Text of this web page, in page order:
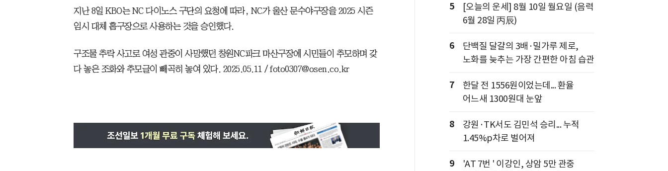
지난 8일 KBO는 NC 다이노스 구단의 요청에 따라, NC가 울산 문수야구장을 2025 시즌
임시 대체 홈구장으로 사용하는 것을 승인했다.
구조물 추락 사고로 여성 관중이 사망했던 창원NC파크 마산구장에 시민들이 추모하며 갖
다 놓은 조화와 추모글이 빼곡히 놓여 있다. 2025.05.11 / foto0307@osen.co.kr
5
[오늘의 운세] 8월 10일 월요일 (음력
6월 28일 丙辰)
6
단백질 달걀의 3배·밀가루 제로,
노화를 늦추는 가장 간편한 아침 습관
7
한달 전 1556원이었는데... 환율
어느새 1300원대 눈앞
8
강원·TK서도 김민석 승리... 누적
1.45%p차로 벌어져
9
'AT 7번 ' 이강인, 상암 5만 관중